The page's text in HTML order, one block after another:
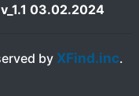
v_1.1 03.02.2024
by XFind.inc.